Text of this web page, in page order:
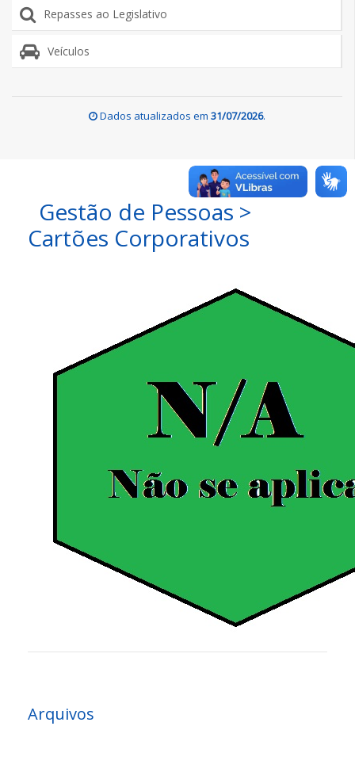
Repasses ao Legislativo
Veículos
Dados atualizados em 31/07/2026.
Gestão de Pessoas >
Cartões Corporativos
Arquivos